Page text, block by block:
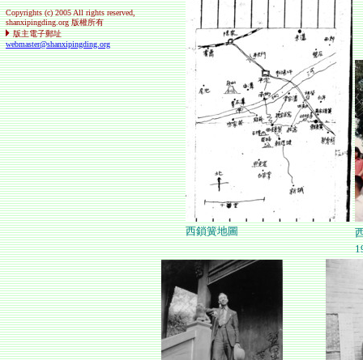
Copyrights (c) 2005 All rights reserved,
shanxipingding.org 版權所有
版主電子郵址
webmaster@shanxipingding.org
西鎖簧地圖